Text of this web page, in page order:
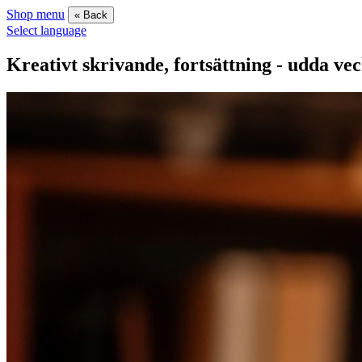
Shop menu « Back
Select language
Kreativt skrivande, fortsättning - udda